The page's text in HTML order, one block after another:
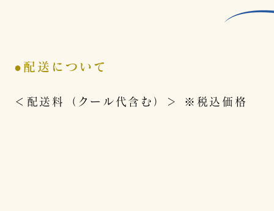
●配送について
＜配送料（クール代含む）＞ ※税込価格